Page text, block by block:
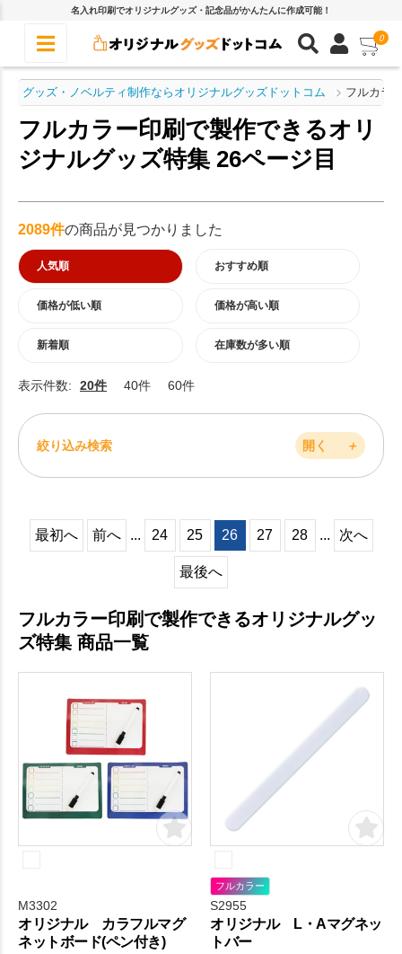
名入れ印刷でオリジナルグッズ・記念品がかんたんに作成可能！
0
グッズ・ノベルティ制作ならオリジナルグッズドットコム フルカラ
フルカラー印刷で製作できるオリ
ジナルグッズ特集 26ページ目
2089件の商品が見つかりました
人気順 おすすめ順
価格が低い順 価格が高い順
新着順 在庫数が多い順
表示件数: 20件 40件 60件
絞り込み検索 開く ＋
最初へ 前へ ... 24 25 26 27 28 ... 次へ
最後へ
フルカラー印刷で製作できるオリジナルグッ
ズ特集 商品一覧
M3302
オリジナル カラフルマグ
ネットボード(ペン付き)
フルカラー
S2955
オリジナル L・Aマグネッ
トバー